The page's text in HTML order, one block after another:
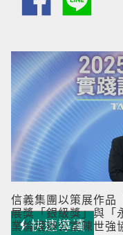
信義集團以策展作品
展獎「銀級獎」與「
業倫理辦公室陳世
快速導讀